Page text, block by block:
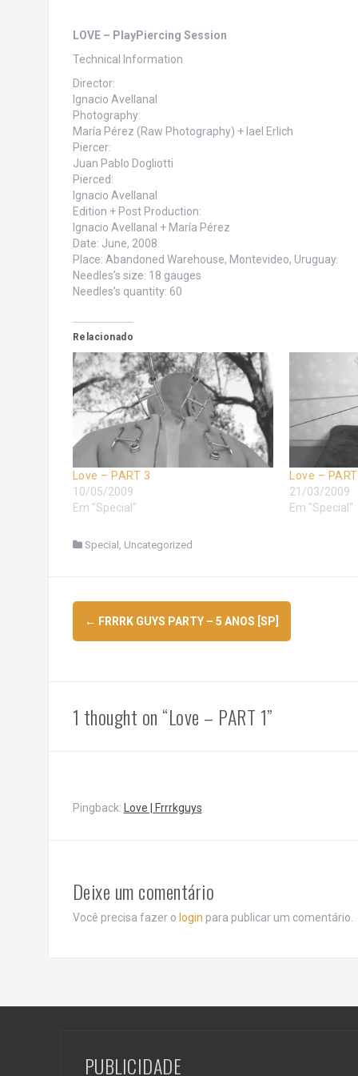
LOVE – PlayPiercing Session
Technical Information
Director:
Ignacio Avellanal
Photography:
María Pérez (Raw Photography) + Iael Erlich
Piercer:
Juan Pablo Dogliotti
Pierced:
Ignacio Avellanal
Edition + Post Production:
Ignacio Avellanal + María Pérez
Date: June, 2008.
Place: Abandoned Warehouse, Montevideo, Uruguay.
Needles’s size: 18 gauges
Needles’s quantity: 60
Relacionado
Love – PART 3
10/05/2009
Em "Special"
Love –
21/03/2009
Em "Special"
Special Uncategorized
Navegação
de
← FRRRK GUYS PARTY – 5 ANOS [SP]
1 thought on “Love – PART 1”
Pingback: Love | Frrrkguys
Deixe um comentário
Você precisa fazer o login para publicar um comentário.
PUBLICIDADE